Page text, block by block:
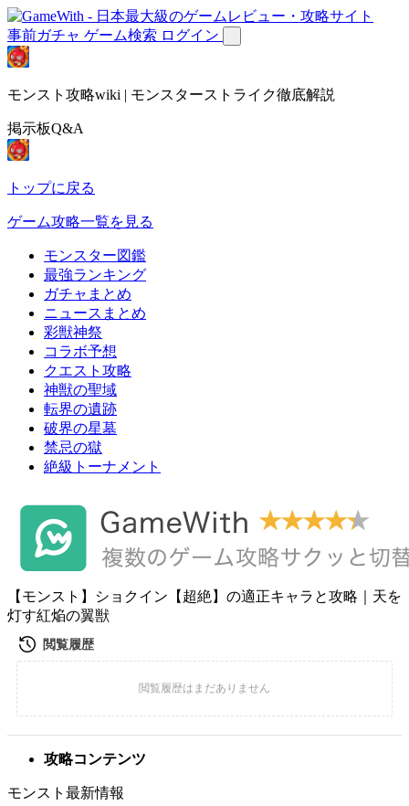
事前ガチャ ゲーム検索 ログイン
モンスト攻略wiki | モンスターストライク徹底解説
掲示板Q&A
トップに戻る
ゲーム攻略一覧を見る
モンスター図鑑
最強ランキング
ガチャまとめ
ニュースまとめ
彩獣神祭
コラボ予想
クエスト攻略
神獣の聖域
転界の遺跡
破界の星墓
禁忌の獄
絶級トーナメント
【モンスト】ショクイン【超絶】の適正キャラと攻略｜天を
灯す紅焔の翼獣
攻略コンテンツ
モンスト最新情報